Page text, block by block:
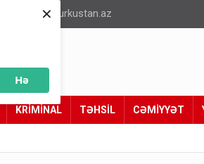
Hə
×
info@turkustan.az
KRİMİNAL TƏHSİL CƏMİYYƏT